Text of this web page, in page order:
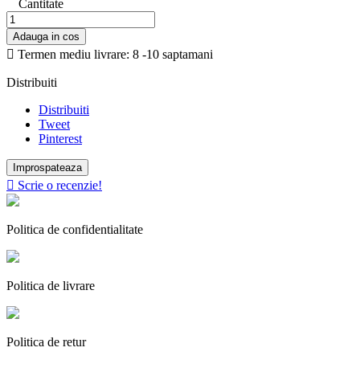
Cantitate
Adauga in cos
 Termen mediu livrare: 8 -10 saptamani
Distribuiti
Distribuiti
Tweet
Pinterest
 Scrie o recenzie!
Politica de confidentialitate
Politica de livrare
Politica de retur